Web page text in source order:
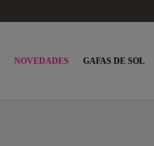
NOVEDADES GAFAS DE SOL